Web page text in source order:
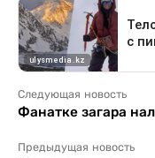
Следующая новость
Фанатке загара
Предыдущая новость